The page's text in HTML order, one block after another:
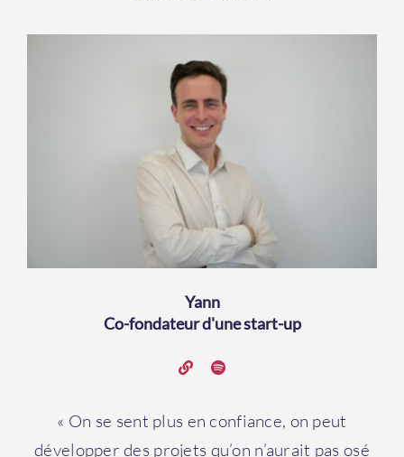
Yann
Co-fondateur d'une start-up
« On se sent plus en confiance, on peut
développer des projets qu’on n’aurait pas osé